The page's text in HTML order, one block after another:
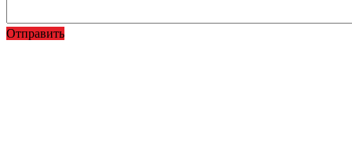
Отправить